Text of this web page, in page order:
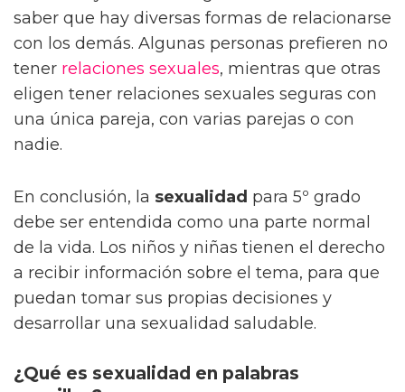
saber que hay diversas formas de relacionarse
con los demás. Algunas personas prefieren no
tener relaciones sexuales, mientras que otras
eligen tener relaciones sexuales seguras con
una única pareja, con varias parejas o con
nadie.
En conclusión, la sexualidad para 5º grado
debe ser entendida como una parte normal
de la vida. Los niños y niñas tienen el derecho
a recibir información sobre el tema, para que
puedan tomar sus propias decisiones y
desarrollar una sexualidad saludable.
¿Qué es sexualidad en palabras